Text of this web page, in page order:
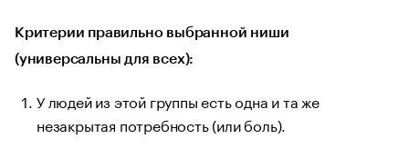
Критерии правильно выбранной ниши
(универсальны для всех):
У людей из этой группы есть одна и та же
незакрытая потребность (или боль).